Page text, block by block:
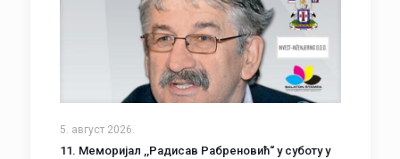
5. август 2026.
11. Меморијал ,,Радисав Рабреновић“ у суботу у